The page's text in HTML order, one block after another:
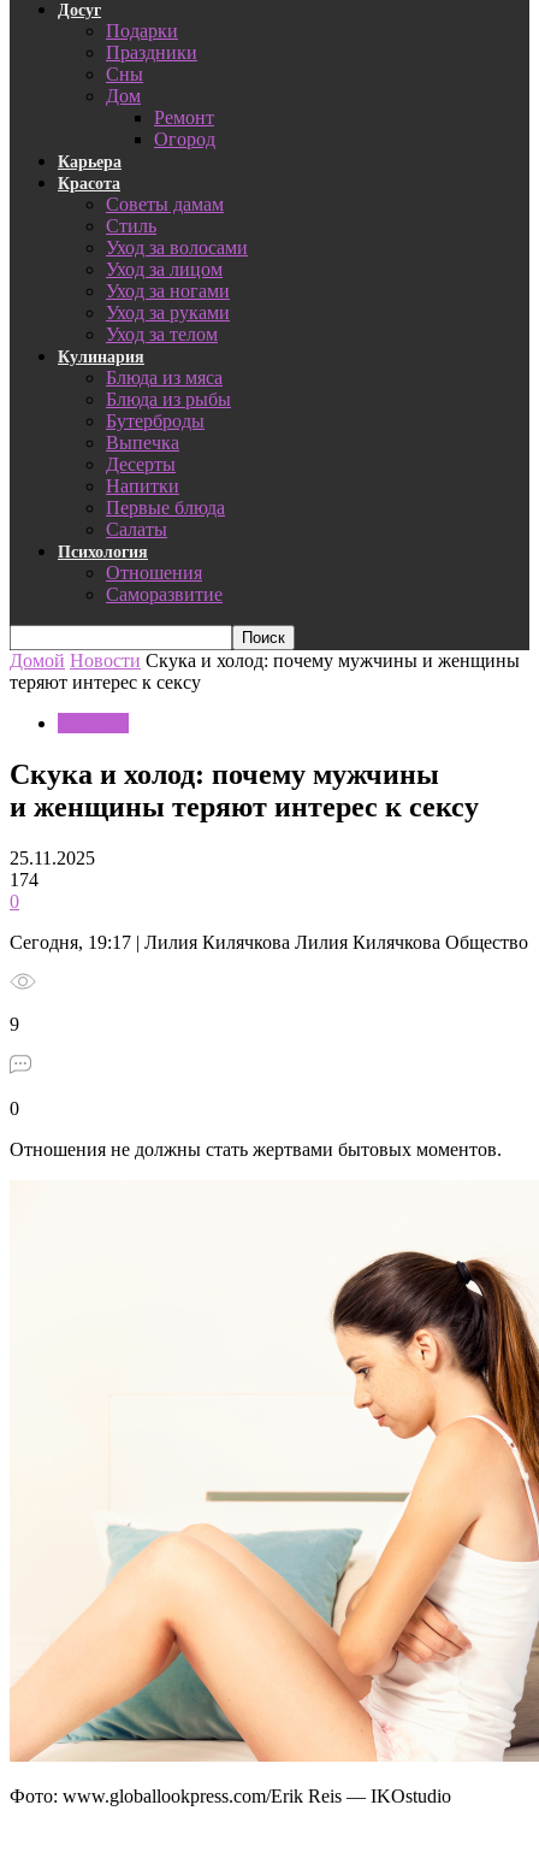
Досуг
Подарки
Праздники
Сны
Дом
Ремонт
Огород
Карьера
Красота
Советы дамам
Стиль
Уход за волосами
Уход за лицом
Уход за ногами
Уход за руками
Уход за телом
Кулинария
Блюда из мяса
Блюда из рыбы
Бутерброды
Выпечка
Десерты
Напитки
Первые блюда
Салаты
Психология
Отношения
Саморазвитие
Домой Новости Скука и холод: почему мужчины и женщины
теряют интерес к сексу
Скука и холод: почему мужчины
и женщины теряют интерес к сексу
25.11.2025
174
0
Сегодня, 19:17 | Лилия Килячкова Лилия Килячкова Общество
9
0
Отношения не должны стать жертвами бытовых моментов.
Фото: www.globallookpress.com/Erik Reis — IKOstudio